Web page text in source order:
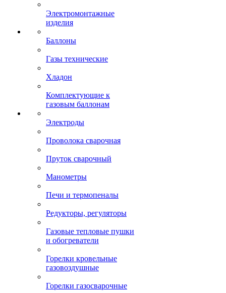
Электромонтажные
изделия
Баллоны
Газы технические
Хладон
Комплектующие к
газовым баллонам
Электроды
Проволока сварочная
Пруток сварочный
Манометры
Печи и термопеналы
Редукторы, регуляторы
Газовые тепловые пушки
и обогреватели
Горелки кровельные
газовоздушные
Горелки газосварочные